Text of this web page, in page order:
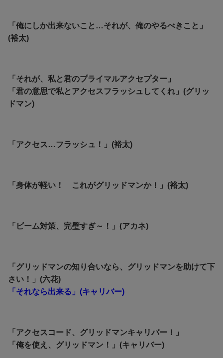
「俺にしか出来ないこと…それが、俺のやるべきこと」
(裕太)
「それが、私と君のプライマルアクセプター」
「君の意思で私とアクセスフラッシュしてくれ」(グリッ
ドマン)
「アクセス…フラッシュ！」(裕太)
「身体が軽い！ これがグリッドマンか！」(裕太)
「ビーム対策、完璧すぎ～！」(アカネ)
「グリッドマンの知り合いなら、グリッドマンを助けて下
さい！」(六花)
「それなら出来る」(キャリバー)
「アクセスコード、グリッドマンキャリバー！」
「俺を使え、グリッドマン！」(キャリバー)